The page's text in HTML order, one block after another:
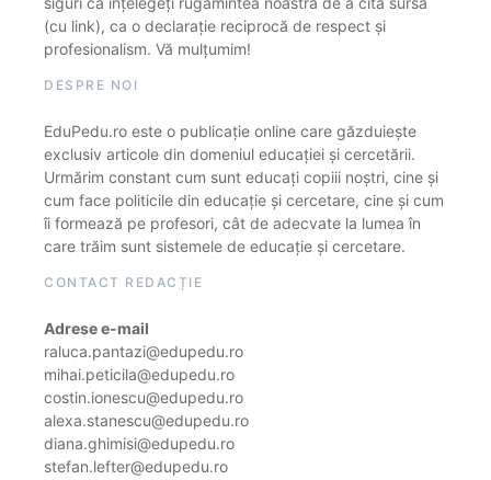
(cu link), ca o declarație reciprocă de respect și
profesionalism. Vă mulțumim!
DESPRE NOI
EduPedu.ro este o publicație online care găzduiește
exclusiv articole din domeniul educației și cercetării.
Urmărim constant cum sunt educați copiii noștri, cine și
cum face politicile din educație și cercetare, cine și cum
îi formează pe profesori, cât de adecvate la lumea în
care trăim sunt sistemele de educație și cercetare.
CONTACT REDACȚIE
Adrese e-mail
raluca.pantazi@edupedu.ro
mihai.peticila@edupedu.ro
costin.ionescu@edupedu.ro
alexa.stanescu@edupedu.ro
diana.ghimisi@edupedu.ro
stefan.lefter@edupedu.ro